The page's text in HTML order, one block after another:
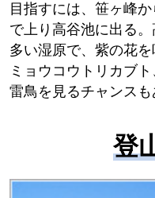
目指すには、笹ヶ峰
で上り高谷池に出る
多い湿原で、紫の花
ミョウコウトリカブ
雷鳥を見るチャンスも
登